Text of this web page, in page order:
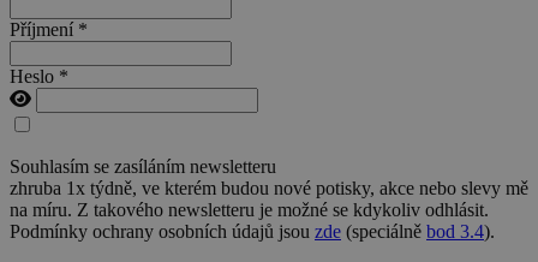
Příjmení *
Heslo *
Souhlasím se zasíláním newsletteru
zhruba 1x týdně, ve kterém budou nové potisky, akce nebo slevy mě
na míru. Z takového newsletteru je možné se kdykoliv odhlásit.
Podmínky ochrany osobních údajů jsou zde (speciálně bod 3.4).